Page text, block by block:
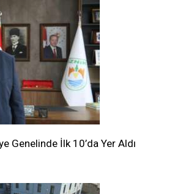
Genelinde İlk 10’da Yer Aldı